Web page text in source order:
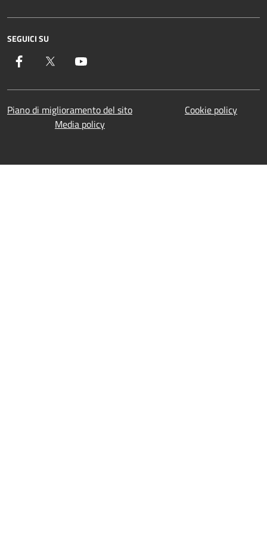
SEGUICI SU
Facebook Twitter
Piano di miglioramento del sito
Cookie policy
Media policy